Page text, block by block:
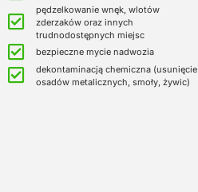
pędzelkowanie wnęk, wlotów
zderzaków oraz innych
trudnodostępnych miejsc
bezpieczne mycie nadwozia
dekontaminacją chemiczna (usunięcie
osadów metalicznych, smoły, żywic)